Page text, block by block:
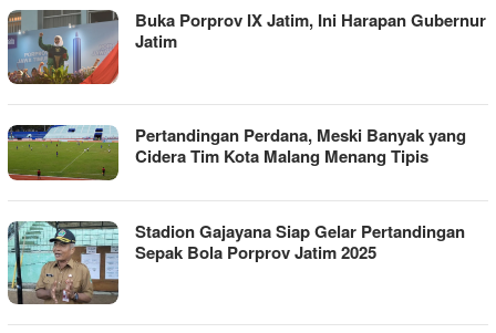
Buka Porprov IX Jatim, Ini Harapan Gubernur
Jatim
Pertandingan Perdana, Meski Banyak yang
Cidera Tim Kota Malang Menang Tipis
Stadion Gajayana Siap Gelar Pertandingan
Sepak Bola Porprov Jatim 2025